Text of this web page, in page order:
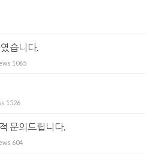
습니다.
1065
1526
문의드립니다.
604